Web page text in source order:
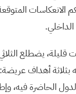
الانعكاسات
قليلة، يضطلع
بثلاثة أهداف
الحاضرة فيه،